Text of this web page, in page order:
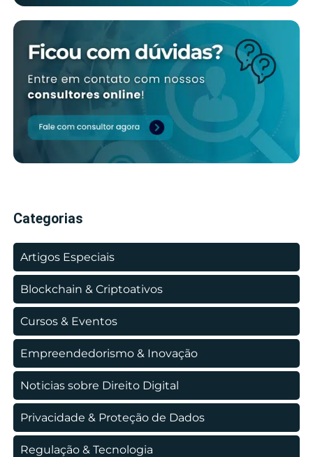
Categorias
Artigos Especiais
Blockchain & Criptoativos
Cursos & Eventos
Empreendedorismo & Inovação
Noticias sobre Direito Digital
Privacidade & Proteção de Dados
Regulação & Tecnologia